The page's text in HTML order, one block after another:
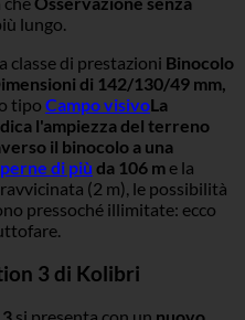
lungo.
classe di prestazioni Binocolo
di 142/130/49 mm,
tipo Campo visivoLa
l'ampiezza del terreno
il binocolo a una
di più da 106 m e la
(2 m), le possibilità
pressoché illimitate: ecco
3 di Kolibri